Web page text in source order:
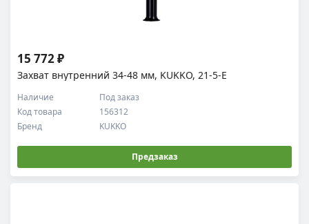
Захват внутренний 34-48 мм, KUKKO, 21-5-E
Код товара 156312
Наличие Под заказ
Бренд KUKKO
15 772 ₽
Предзаказ